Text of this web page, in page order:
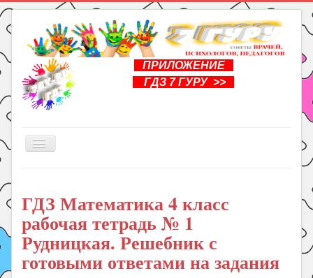
ПРИЛОЖЕНИЕ
ГДЗ 7 ГУРУ >>
Включить/
Книги
Рукоделие
Подготовка к школе
Уроки
ГДЗ Математика 4 класс
рабочая тетрадь № 1
Рудницкая. Решебник с
готовыми ответами на задания